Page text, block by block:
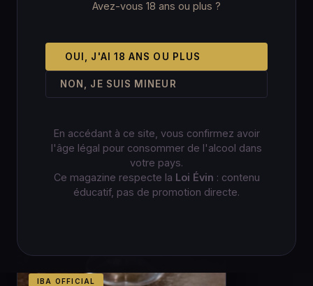
Avez-vous 18 ans ou plus ?
OUI, J'AI 18 ANS OU PLUS
NON, JE SUIS MINEUR
En accédant à ce site, vous confirmez avoir
l'âge légal pour consommer de l'alcool dans
votre pays.
Ce magazine respecte la Loi Évin : contenu
éducatif, pas de promotion directe.
IBA OFFICIAL